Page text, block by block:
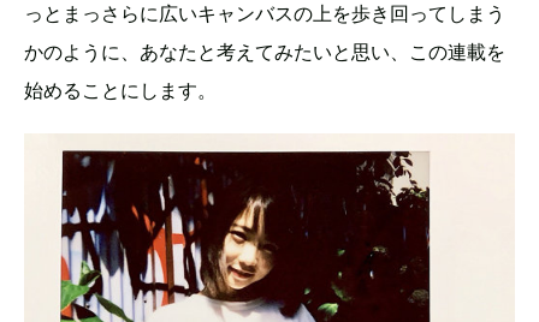
っとまっさらに広いキャンバスの上を歩き回ってしまう
かのように、あなたと考えてみたいと思い、この連載を
始めることにします。